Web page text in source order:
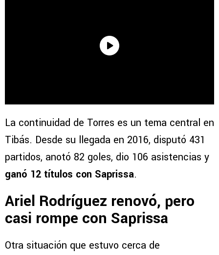
La continuidad de Torres es un tema central en
Tibás. Desde su llegada en 2016, disputó 431
partidos, anotó 82 goles, dio 106 asistencias y
ganó 12 títulos con Saprissa.
Ariel Rodríguez renovó, pero
casi rompe con Saprissa
Otra situación que estuvo cerca de